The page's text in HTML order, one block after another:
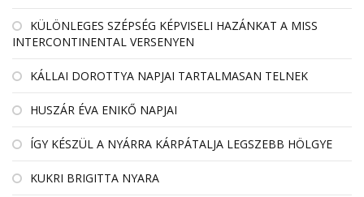
KÜLÖNLEGES SZÉPSÉG KÉPVISELI HAZÁNKAT A MISS
INTERCONTINENTAL VERSENYEN
KÁLLAI DOROTTYA NAPJAI TARTALMASAN TELNEK
HUSZÁR ÉVA ENIKŐ NAPJAI
ÍGY KÉSZÜL A NYÁRRA KÁRPÁTALJA LEGSZEBB HÖLGYE
KUKRI BRIGITTA NYARA